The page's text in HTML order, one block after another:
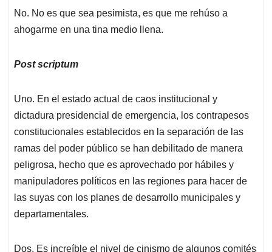
No. No es que sea pesimista, es que me rehúso a
ahogarme en una tina medio llena.
Post scriptum
Uno. En el estado actual de caos institucional y
dictadura presidencial de emergencia, los contrapesos
constitucionales establecidos en la separación de las
ramas del poder público se han debilitado de manera
peligrosa, hecho que es aprovechado por hábiles y
manipuladores políticos en las regiones para hacer de
las suyas con los planes de desarrollo municipales y
departamentales.
Dos. Es increíble el nivel de cinismo de algunos comités